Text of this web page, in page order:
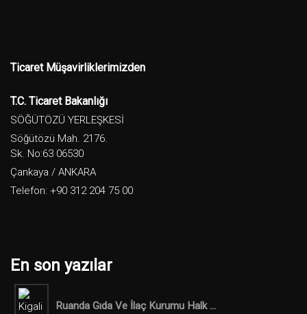
Ticaret Müşavirliklerimizden
T.C. Ticaret Bakanlığı
SÖĞÜTÖZÜ YERLEŞKESİ
Söğütözü Mah. 2176.
Sk. No:63 06530
Çankaya / ANKARA
Telefon: +90 312 204 75 00
En son yazılar
Ruanda Gıda Ve İlaç Kurumu Halk ...